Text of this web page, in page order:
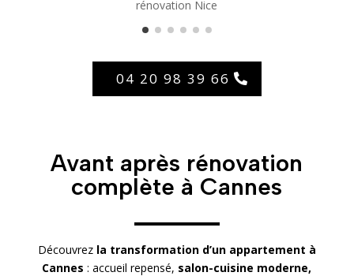
04 20 98 39 66
Avant après rénovation
complète à Cannes
Découvrez la transformation d’un appartement à
Cannes : accueil repensé, salon-cuisine moderne,